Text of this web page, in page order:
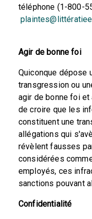
téléphone (1-800-
Agir de bonne foi
Quiconque dépose
transgression ou
agir de bonne foi
de croire que les
constituent une
allégations qui
révèlent fausses
considérées
employés, ces
sanctions pouvant
Confidentialité